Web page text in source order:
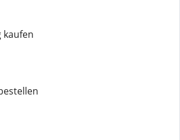
kaufen